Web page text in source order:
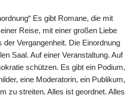
Es gibt Romane, die mit
Reise, mit einer großen Liebe
Vergangenheit. Die Einordnung
Saal. Auf einer Veranstaltung. Auf
schützen. Es gibt ein Podium,
eine Moderatorin, ein Publikum,
zu streiten. Alles ist geordnet. Alles